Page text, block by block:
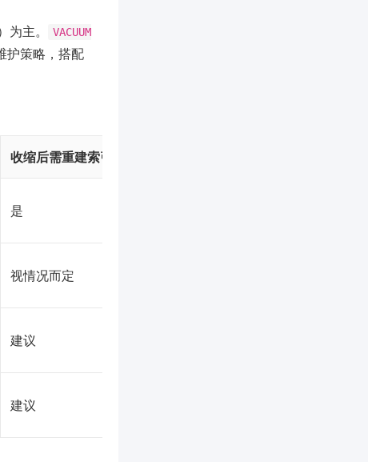
为主。
VACUUM
护策略，搭配
收缩后需重建索引
是
视情况而定
建议
建议